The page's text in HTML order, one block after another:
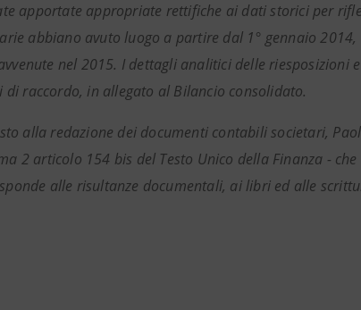
apportate appropriate rettifiche ai dati storici per
abbiano avuto luogo a partire dal 1° gennaio
nel 2015. I dettagli analitici delle riesposizioni
di raccordo, in allegato al Bilancio consolidato.
alla redazione dei documenti contabili societari,
2 articolo 154 bis del Testo Unico della Finanza -
alle risultanze documentali, ai libri ed alle